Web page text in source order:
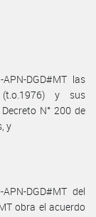
DGD#MT las
y sus
N° 200 de
y
DGD#MT del
obra el acuerdo